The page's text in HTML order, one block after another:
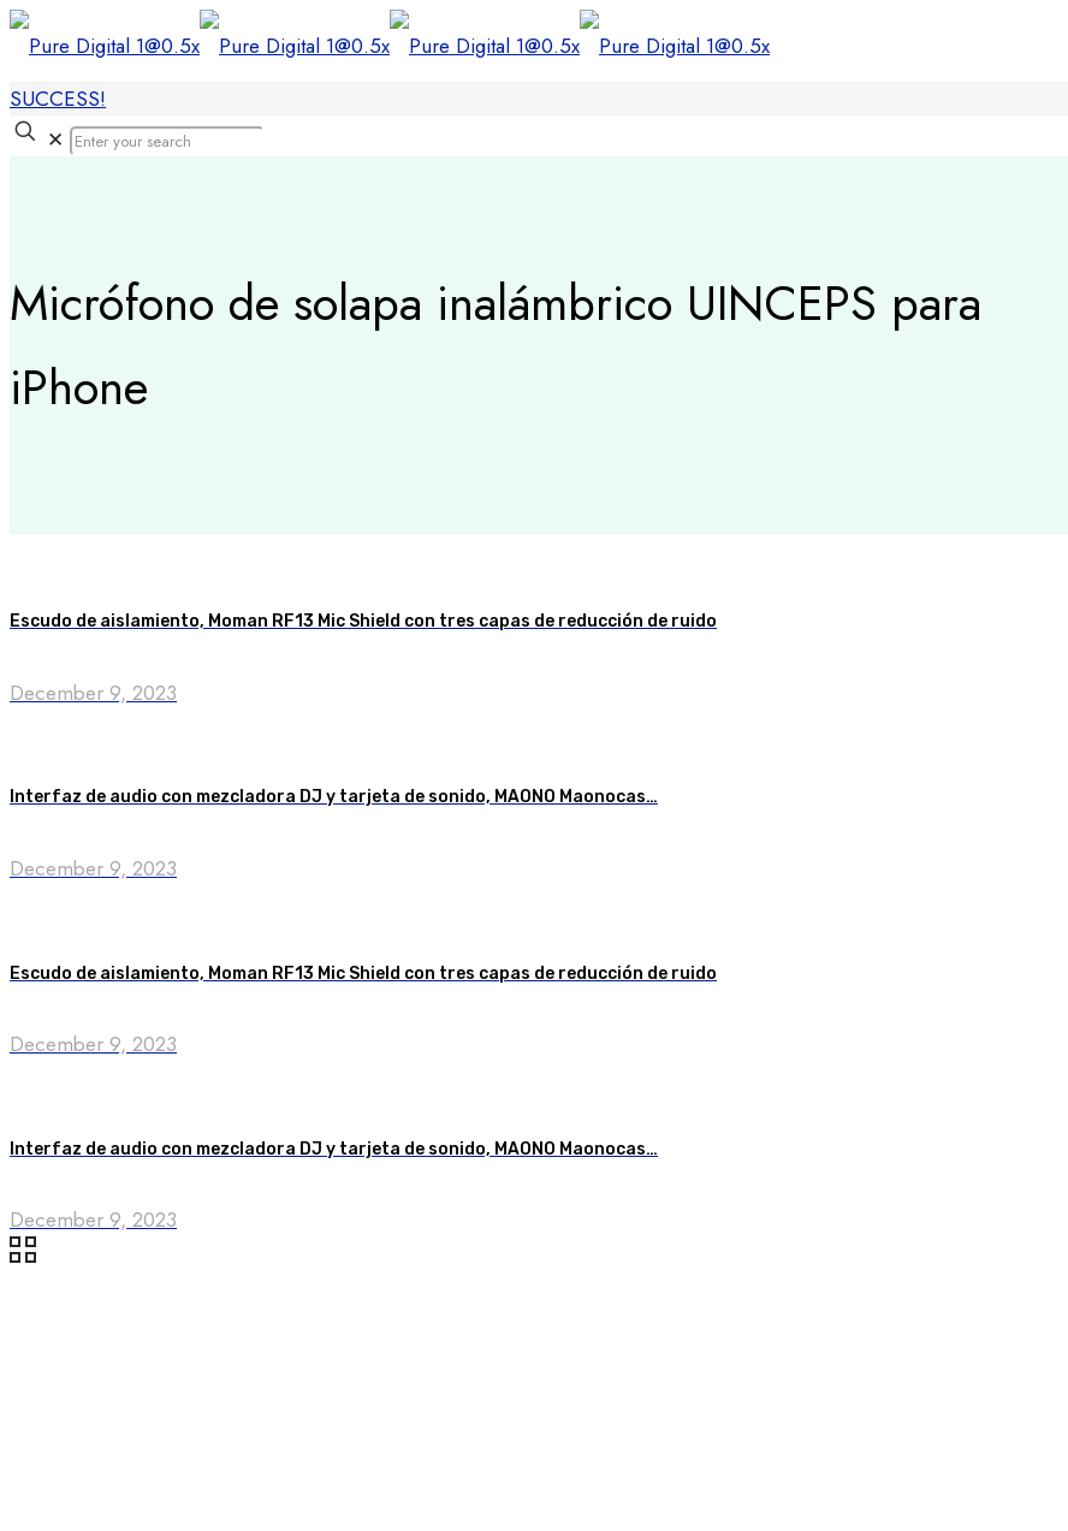
SUCCESS!
✕
Micrófono de solapa inalámbrico UINCEPS para
iPhone
Escudo de aislamiento, Moman RF13 Mic Shield con tres capas de reducción de ruido
December 9, 2023
Interfaz de audio con mezcladora DJ y tarjeta de sonido, MAONO Maonocas…
December 9, 2023
Escudo de aislamiento, Moman RF13 Mic Shield con tres capas de reducción de ruido
December 9, 2023
Interfaz de audio con mezcladora DJ y tarjeta de sonido, MAONO Maonocas…
December 9, 2023